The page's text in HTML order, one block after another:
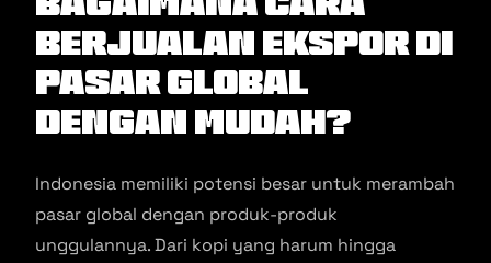
Berjualan Ekspor di
Pasar Global
Dengan Mudah?
Indonesia memiliki potensi besar untuk merambah
pasar global dengan produk-produk
unggulannya. Dari kopi yang harum hingga